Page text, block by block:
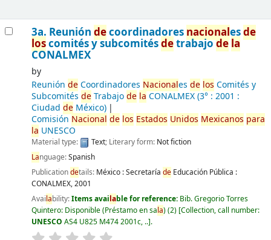
3a. Reunión decoordinadores nacionalesde
loscomités y subcomitésdetrabajode la
CONALMEX
by
Reunión deCoordinadores Nacionales de los Comités y
Subcomités deTrabajode la CONALMEX(3° : 2001 :
Ciudad deMéxico)
Comisión Nacional de los Estados Unidos Mexicanos para
la UNESCO
Material type: Text; Literary form: Not fiction
Language:Spanish
Publicationdetails: México :Secretaría deEducación Pública :
CONALMEX,2001
Availability:Items available for reference: Bib. Gregorio Torres
Quintero: Disponible (Préstamo en sala)(2) Collection, call number:
UNESCO AS4 U825 M474 2001c, .. .